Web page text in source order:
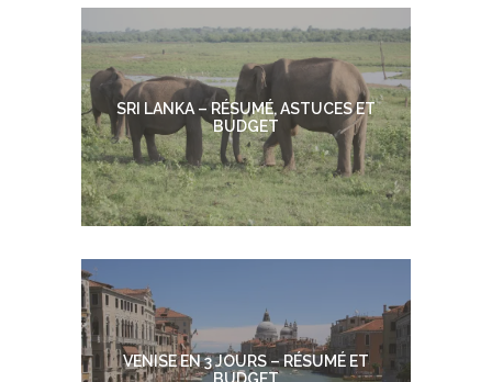
SRI LANKA – RÉSUMÉ, ASTUCES ET
BUDGET
VENISE EN 3 JOURS – RÉSUMÉ ET
BUDGET